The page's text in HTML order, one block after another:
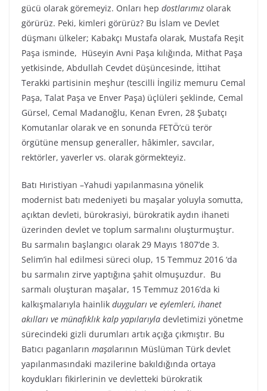
gücü olarak göremeyiz. Onları hep dostlarımız olarak
görürüz. Peki, kimleri görürüz? Bu İslam ve Devlet
düşmanı ülkeler; Kabakçı Mustafa olarak, Mustafa Reşit
Paşa isminde, Hüseyin Avni Paşa kılığında, Mithat Paşa
yetkisinde, Abdullah Cevdet düşüncesinde, İttihat
Terakki partisinin meşhur (tescilli İngiliz memuru Cemal
Paşa, Talat Paşa ve Enver Paşa) üçlüleri şeklinde, Cemal
Gürsel, Cemal Madanoğlu, Kenan Evren, 28 Şubatçı
Komutanlar olarak ve en sonunda FETÖ’cü terör
örgütüne mensup generaller, hâkimler, savcılar,
rektörler, yaverler vs. olarak görmekteyiz.
Batı Hıristiyan –Yahudi yapılanmasına yönelik
modernist batı medeniyeti bu maşalar yoluyla somutta,
açıktan devleti, bürokrasiyi, bürokratik aydın ihaneti
üzerinden devlet ve toplum sarmalını oluşturmuştur.
Bu sarmalın başlangıcı olarak 29 Mayıs 1807’de 3.
Selim’in hal edilmesi süreci olup, 15 Temmuz 2016 ‘da
bu sarmalın zirve yaptığına şahit olmuşuzdur. Bu
sarmalı oluşturan maşalar, 15 Temmuz 2016’da ki
kalkışmalarıyla hainlik duyguları ve eylemleri, ihanet
akılları ve münafıklık kalp yapılarıyla devletimizi yönetme
sürecindeki gizli durumları artık açığa çıkmıştır. Bu
Batıcı paganların maşalarının Müslüman Türk devlet
yapılanmasındaki mazilerine bakıldığında ortaya
koydukları fikirlerinin ve devletteki bürokratik